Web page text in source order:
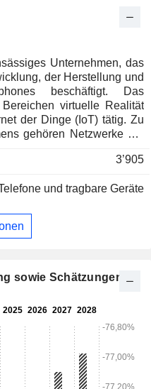
Unternehmen, das
der Herstellung und
beschäftigt. Das
virtuelle Realität
der Dinge (IoT) tätig. Zu
gehören Netzwerke der
VR-Produkte für das
und in Überseemärkten
3’905
und tragbare Geräte
sowie Schätzungen